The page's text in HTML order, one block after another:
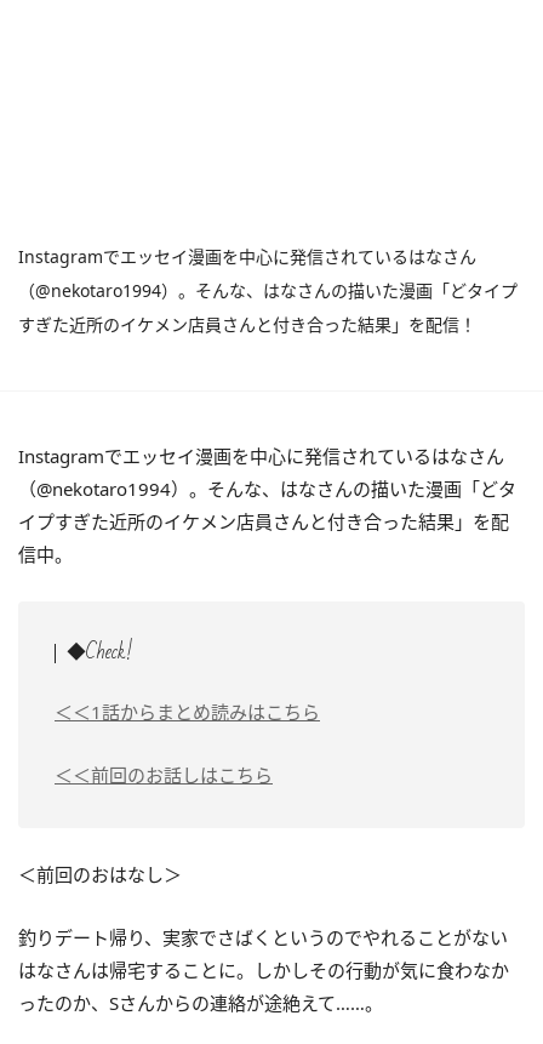
Instagramでエッセイ漫画を中心に発信されているはなさん
（@nekotaro1994）。そんな、はなさんの描いた漫画「どタイプ
すぎた近所のイケメン店員さんと付き合った結果」を配信！
Instagramでエッセイ漫画を中心に発信されているはなさん
（@nekotaro1994）。そんな、はなさんの描いた漫画「どタ
イプすぎた近所のイケメン店員さんと付き合った結果」を配
信中。
◆Check!
＜＜1話からまとめ読みはこちら
＜＜前回のお話しはこちら
＜前回のおはなし＞
釣りデート帰り、実家でさばくというのでやれることがない
はなさんは帰宅することに。しかしその行動が気に食わなか
ったのか、Sさんからの連絡が途絶えて……。